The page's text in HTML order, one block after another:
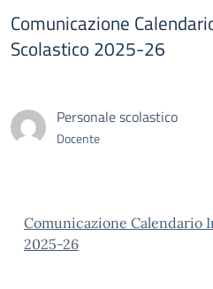
Comunicazione
Scolastico 2025-26
Personale scolastico
Docente
Comunicazione Calendario
2025-26